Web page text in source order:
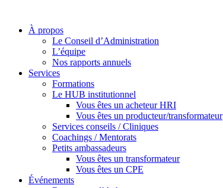
À propos
Le Conseil d’Administration
L’équipe
Nos rapports annuels
Services
Formations
Le HUB institutionnel
Vous êtes un acheteur HRI
Vous êtes un producteur/transformateur
Services conseils / Cliniques
Coachings / Mentorats
Petits ambassadeurs
Vous êtes un transformateur
Vous êtes un CPE
Événements